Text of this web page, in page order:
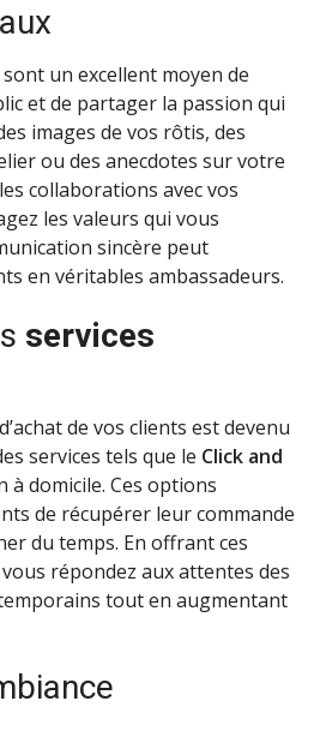
sont un excellent moyen de
et de partager la passion qui
images de vos rôtis, des
ou des anecdotes sur votre
collaborations avec vos
les valeurs qui vous
sincère peut
en véritables ambassadeurs.
services
de vos clients est devenu
services tels que le Click and
à domicile. Ces options
de récupérer leur commande
du temps. En offrant ces
répondez aux attentes des
tout en augmentant